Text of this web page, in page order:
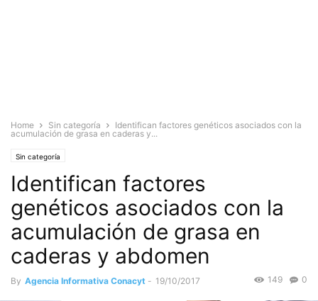
Home Sin categoría
Identifican factores genéticos asociados con la
acumulación de grasa en caderas y...
Sin categoría
Identifican factores
genéticos asociados con la
acumulación de grasa en
caderas y abdomen
By Agencia Informativa Conacyt - 19/10/2017 0
149